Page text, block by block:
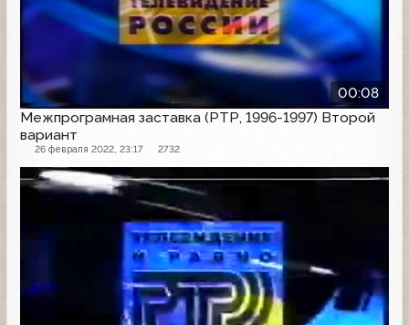
00:08
Межпрограмная заставка (РТР, 1996-1997) Второй
вариант
26 февраля 2022, 23:17 2732
Заставка